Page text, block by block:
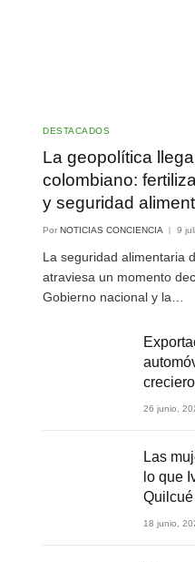
DESTACADOS
La geopolítica
colombiano:
y seguridad
Por NOTICIAS CONCIENCIA 9
La seguridad alimentaria
atraviesa un momento
Gobierno nacional y la…
26 junio,
Las
lo que
18 junio,